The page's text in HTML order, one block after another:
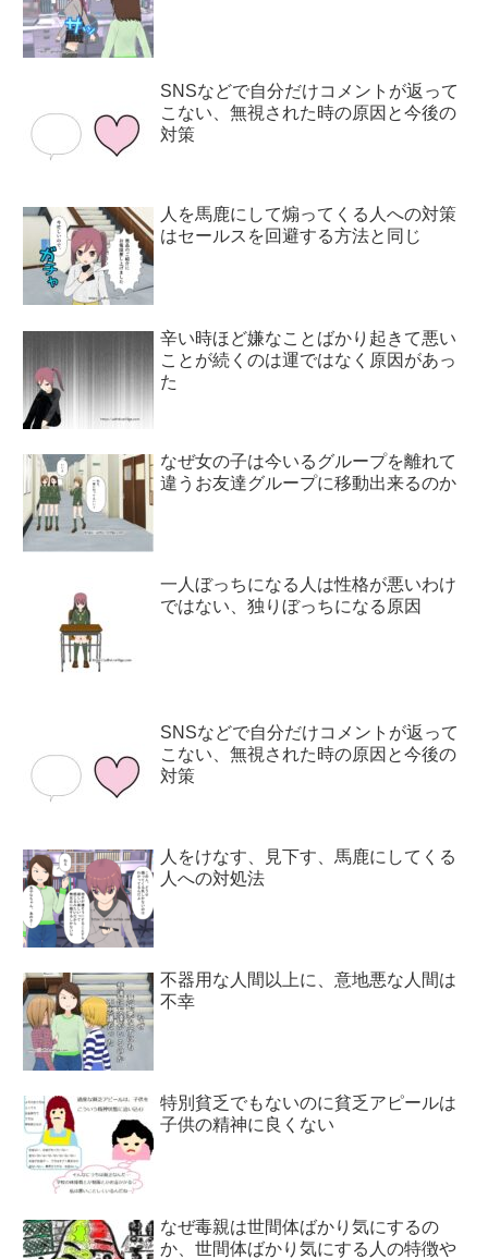
SNSなどで自分だけコメントが返って
こない、無視された時の原因と今後の
対策
人を馬鹿にして煽ってくる人への対策
はセールスを回避する方法と同じ
辛い時ほど嫌なことばかり起きて悪い
ことが続くのは運ではなく原因があっ
た
なぜ女の子は今いるグループを離れて
違うお友達グループに移動出来るのか
一人ぼっちになる人は性格が悪いわけ
ではない、独りぼっちになる原因
SNSなどで自分だけコメントが返って
こない、無視された時の原因と今後の
対策
人をけなす、見下す、馬鹿にしてくる
人への対処法
不器用な人間以上に、意地悪な人間は
不幸
特別貧乏でもないのに貧乏アピールは
子供の精神に良くない
なぜ毒親は世間体ばかり気にするの
か、世間体ばかり気にする人の特徴や